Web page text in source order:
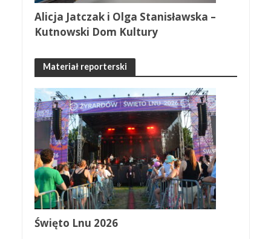
Alicja Jatczak i Olga Stanisławska –
Kutnowski Dom Kultury
Materiał reporterski
Święto Lnu 2026